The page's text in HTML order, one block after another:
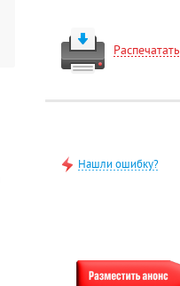
Распечатать
Нашли ошибку?